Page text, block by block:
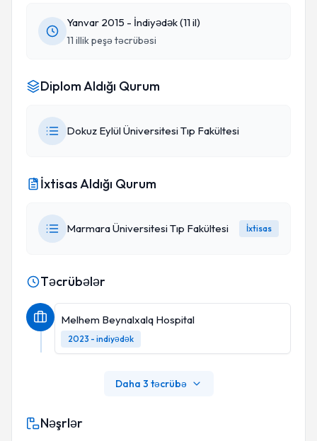
Yanvar 2015 - İndiyədək (11 il)
11 illik peşə təcrübəsi
Diplom Aldığı Qurum
Dokuz Eylül Üniversitesi Tıp Fakültesi
İxtisas Aldığı Qurum
Marmara Üniversitesi Tıp Fakültesi İxtisas
Təcrübələr
Melhem Beynalxalq Hospital
2023 - indiyədək
Daha 3 təcrübə
Nəşrlər